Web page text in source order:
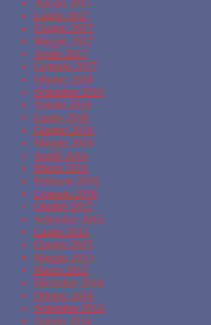
Agosto 2017
Luglio 2017
Giugno 2017
Maggio 2017
Aprile 2017
Gennaio 2017
Ottobre 2016
Settembre 2016
Agosto 2016
Luglio 2016
Giugno 2016
Maggio 2016
Aprile 2016
Marzo 2016
Febbraio 2016
Gennaio 2016
Ottobre 2015
Settembre 2015
Luglio 2015
Giugno 2015
Maggio 2015
Marzo 2015
Dicembre 2014
Ottobre 2014
Settembre 2014
Agosto 2014